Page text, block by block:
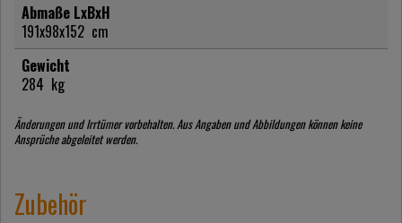
Abmaße LxBxH
191x98x152 cm
Gewicht
284 kg
Änderungen und Irrtümer vorbehalten. Aus Angaben und Abbildungen können keine
Ansprüche abgeleitet werden.
Zubehör